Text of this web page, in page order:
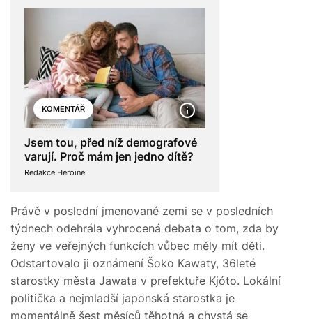
KOMENTÁŘ
Jsem tou, před níž demografové
varují. Proč mám jen jedno dítě?
Redakce Heroine
Právě v poslední jmenované zemi se v posledních
týdnech odehrála vyhrocená debata o tom, zda by
ženy ve veřejných funkcích vůbec měly mít děti.
Odstartovalo ji oznámení Šoko Kawaty, 36leté
starostky města Jawata v prefektuře Kjóto. Lokální
politička a nejmladší japonská starostka je
momentálně šest měsíců těhotná a chystá se